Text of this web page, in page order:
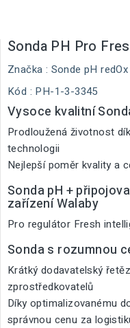
Sonda PH Pro
Značka : Sonde pH redOx
Kód : PH-1-3-3345
Vysoce kvalitní
Prodloužená životnost
technologii
Nejlepší poměr kvality a
Sonda pH +
zařízení Walaby
Pro regulátor Fresh
Sonda s rozumnou
Krátký dodavatelský
zprostředkovatelů
Díky optimalizovanému
správnou cenu za